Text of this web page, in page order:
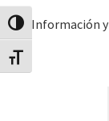
Canvia Alt Contrast
Canvia mida de lletra
Información